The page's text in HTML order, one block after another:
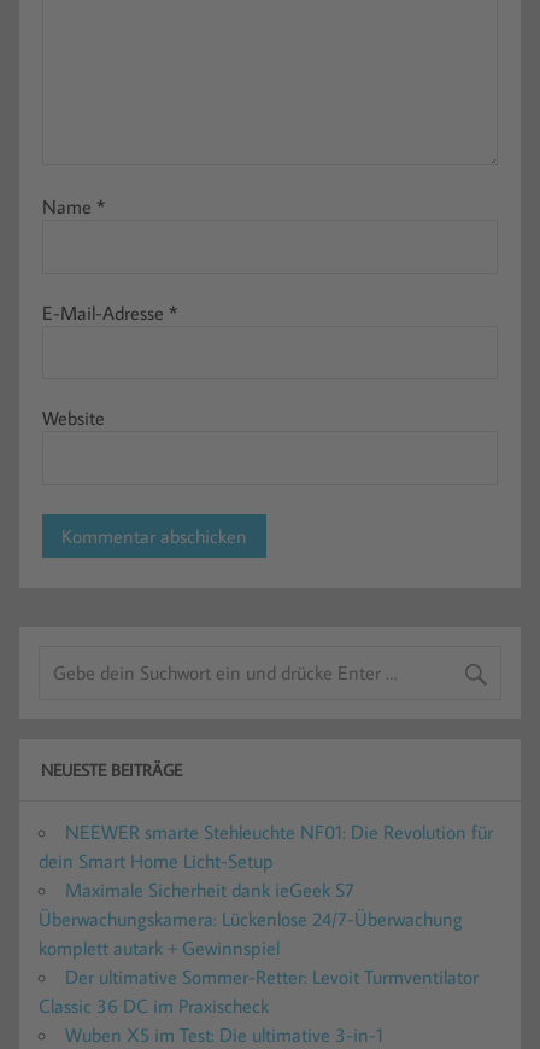
Name *
E-Mail-Adresse *
Website
NEUESTE BEITRÄGE
NEEWER smarte Stehleuchte NF01: Die Revolution für
dein Smart Home Licht-Setup
Maximale Sicherheit dank ieGeek S7
Überwachungskamera: Lückenlose 24/7-Überwachung
komplett autark + Gewinnspiel
Der ultimative Sommer-Retter: Levoit Turmventilator
Classic 36 DC im Praxischeck
Wuben X5 im Test: Die ultimative 3-in-1